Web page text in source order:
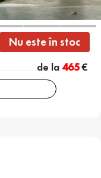
Nu este în stoc
de la 465€